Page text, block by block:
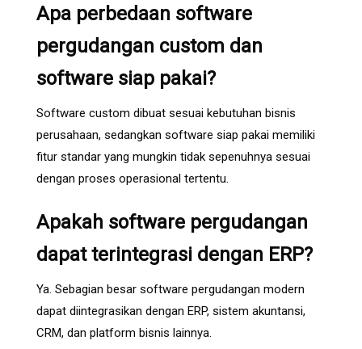
Apa perbedaan software
pergudangan custom dan
software siap pakai?
Software custom dibuat sesuai kebutuhan bisnis
perusahaan, sedangkan software siap pakai memiliki
fitur standar yang mungkin tidak sepenuhnya sesuai
dengan proses operasional tertentu.
Apakah software pergudangan
dapat terintegrasi dengan ERP?
Ya. Sebagian besar software pergudangan modern
dapat diintegrasikan dengan ERP, sistem akuntansi,
CRM, dan platform bisnis lainnya.